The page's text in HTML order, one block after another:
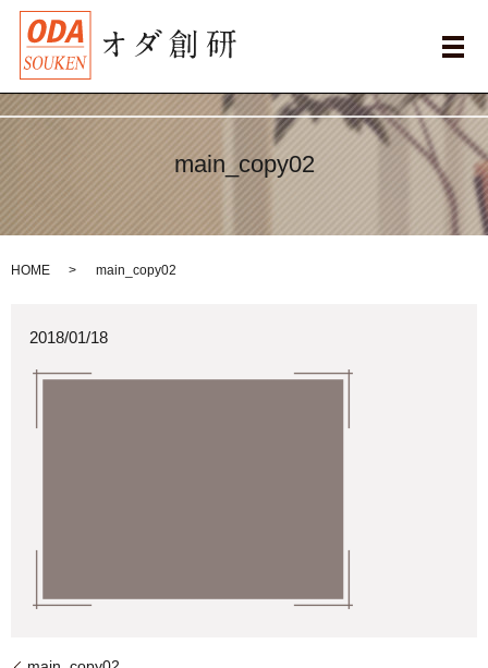
メ
main_copy02
HOME main_copy02
2018/01/18